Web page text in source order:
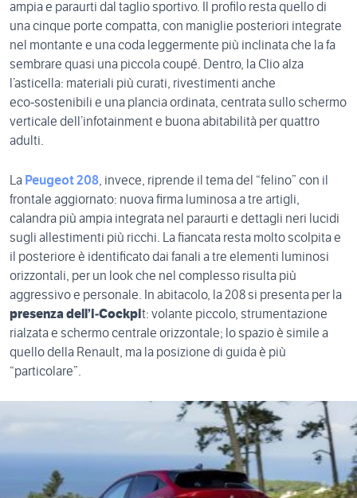
ampia e paraurti dal taglio sportivo. Il profilo resta quello di
una cinque porte compatta, con maniglie posteriori integrate
nel montante e una coda leggermente più inclinata che la fa
sembrare quasi una piccola coupé. Dentro, la Clio alza
l’asticella: materiali più curati, rivestimenti anche
eco‑sostenibili e una plancia ordinata, centrata sullo schermo
verticale dell’infotainment e buona abitabilità per quattro
adulti.
La Peugeot 208 , invece, riprende il tema del “felino” con il
frontale aggiornato: nuova firma luminosa a tre artigli,
calandra più ampia integrata nel paraurti e dettagli neri lucidi
sugli allestimenti più ricchi. La fiancata resta molto scolpita e
il posteriore è identificato dai fanali a tre elementi luminosi
orizzontali, per un look che nel complesso risulta più
aggressivo e personale. In abitacolo, la 208 si presenta per la
presenza dell’i‑Cockpit: volante piccolo, strumentazione
rialzata e schermo centrale orizzontale; lo spazio è simile a
quello della Renault, ma la posizione di guida è più
“particolare”.